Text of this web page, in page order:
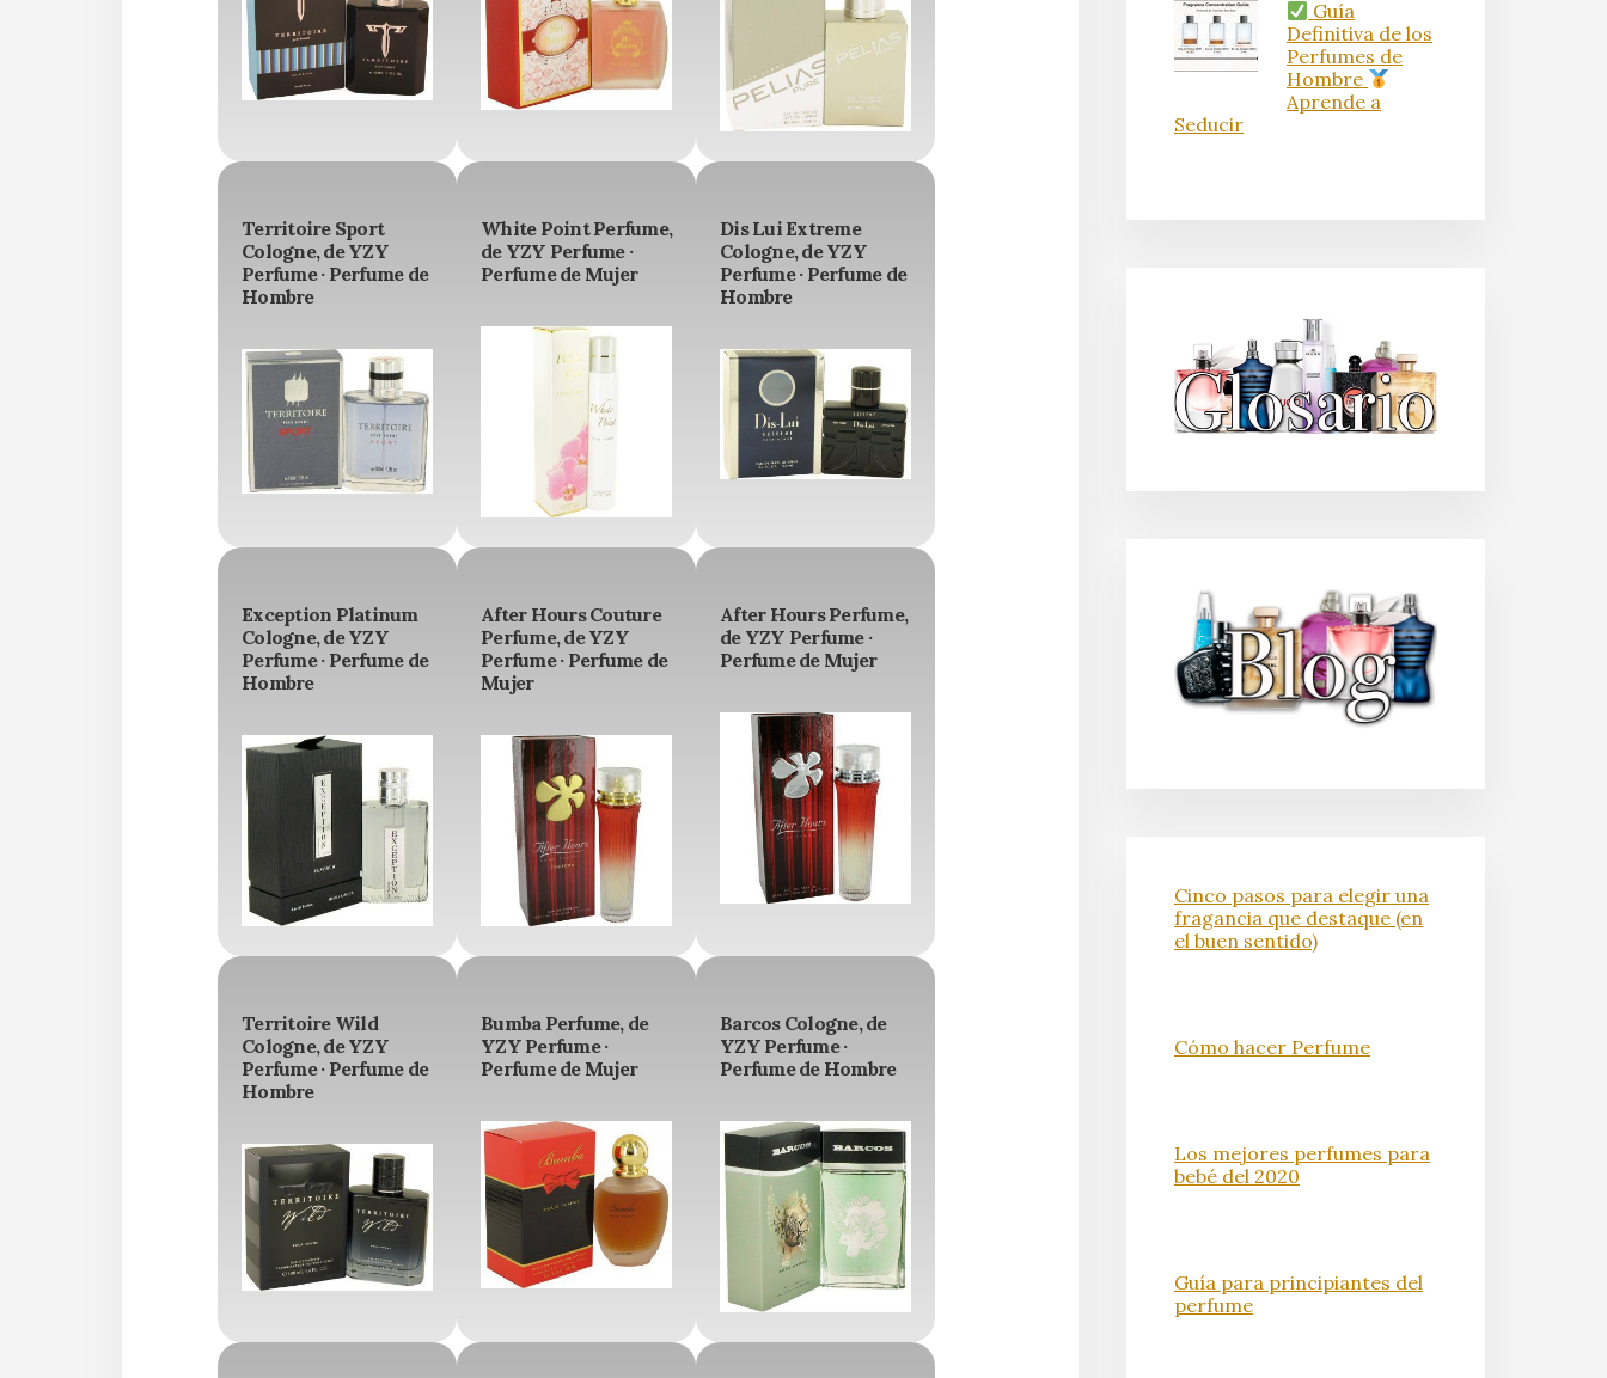
Territoire Sport
Cologne, de YZY
Perfume · Perfume de
Hombre
White Point Perfume,
de YZY Perfume ·
Perfume de Mujer
Dis Lui Extreme
Cologne, de YZY
Perfume · Perfume de
Hombre
Exception Platinum
Cologne, de YZY
Perfume · Perfume de
Hombre
After Hours Couture
Perfume, de YZY
Perfume · Perfume de
Mujer
After Hours Perfume,
de YZY Perfume ·
Perfume de Mujer
Territoire Wild
Cologne, de YZY
Perfume · Perfume de
Hombre
Bumba Perfume, de
YZY Perfume ·
Perfume de Mujer
Barcos Cologne, de
YZY Perfume ·
Perfume de Hombre
Guía
Definitiva de los
Perfumes de
Hombre
Aprende a
Seducir
Cinco pasos para elegir una
fragancia que destaque (en
el buen sentido)
Cómo hacer Perfume
Los mejores perfumes para
bebé del 2020
Guía para principiantes del
perfume